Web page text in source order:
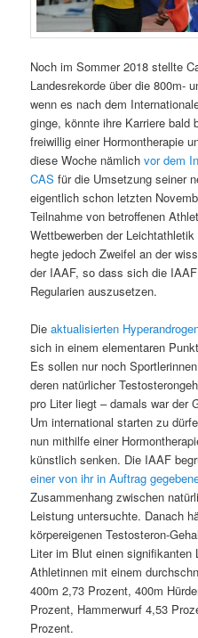
Noch im Sommer 2018 stellte
Landesrekorde über die 800m-
wenn es nach dem
ginge, könnte ihre Karriere
freiwillig einer Hormontherapie
diese Woche nämlichvor dem
CAS für die Umsetzung seiner
eigentlich schon letzten
Teilnahme von betroffenen
Wettbewerben der
hegte jedoch Zweifel an der
der IAAF, so dass sich die
Regularien auszusetzen.
Dieaktualisierten
sich in einem elementaren
Es sollen nur noch
deren natürlicher
pro Liter liegt – damals war der
Um international starten zu
nun mithilfe einer
künstlich senken. Die IAAF
einer von ihr in Auftrag
Zusammenhang zwischen
Leistung untersuchte. Danach
körpereigenen Testosteron-
Liter im Blut einen signifikanten
Athletinnen mit einem
400m 2,73 Prozent, 400m
Prozent, Hammerwurf 4,53
Prozent.